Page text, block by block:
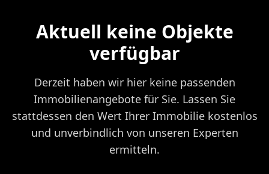
Aktuell keine Objekte
verfügbar
Derzeit haben wir hier keine passenden
Immobilienangebote für Sie. Lassen Sie
stattdessen den Wert Ihrer Immobilie kostenlos
und unverbindlich von unseren Experten
ermitteln.